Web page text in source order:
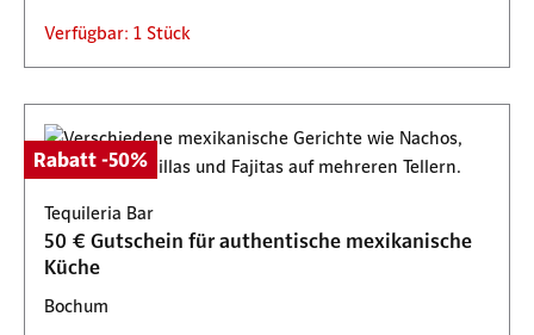
Verfügbar: 1 Stück
Rabatt -50%
Tequileria Bar
50 € Gutschein für authentische mexikanische
Küche
Bochum